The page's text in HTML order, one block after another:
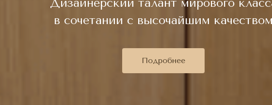
Дизайнерский талант мирового
в сочетании с высочайшим
Подробнее